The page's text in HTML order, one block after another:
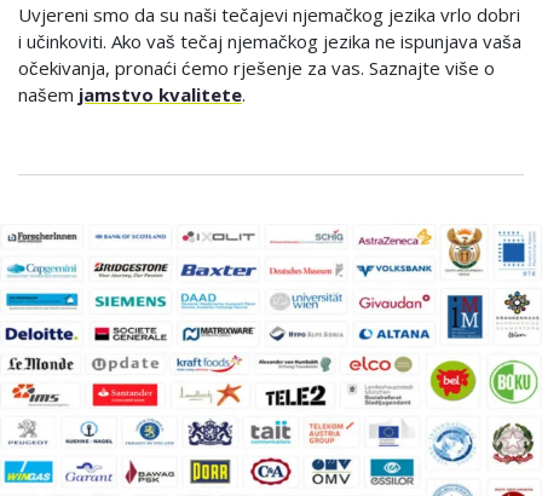
Uvjereni smo da su naši tečajevi njemačkog jezika vrlo dobri
i učinkoviti. Ako vaš tečaj njemačkog jezika ne ispunjava vaša
očekivanja, pronaći ćemo rješenje za vas. Saznajte više o
našem jamstvo kvalitete.